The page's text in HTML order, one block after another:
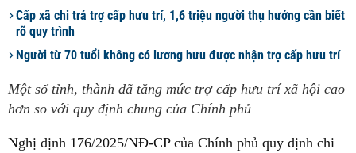
Cấp xã chi trả trợ cấp hưu trí, 1,6 triệu người thụ hưởng cần biết
rõ quy trình
Người từ 70 tuổi không có lương hưu được nhận trợ cấp hưu trí
Một số tỉnh, thành đã tăng mức trợ cấp hưu trí xã hội cao
hơn so với quy định chung của Chính phủ
Nghị định 176/2025/NĐ-CP của Chính phủ quy định chi